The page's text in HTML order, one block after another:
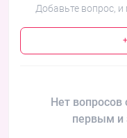
Добавьте вопрос,
Нет вопросов
первым и